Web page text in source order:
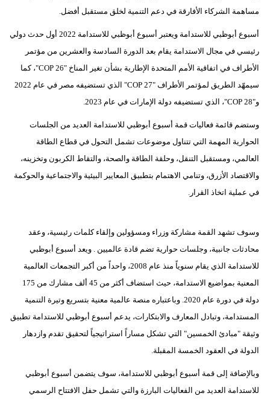
فيديو
سيارات
مساهمة الشركاء الأفارقة في دعم التنمية لخلق مستقبل أفضل.
أسبوع أبوظبي للاستدامة ويعتبر أسبوع أبوظبي للاستدامة 2022 أول حدث دولي
رئيسي في مجال الاستدامة يقام بعد الدورة السادسة والعشرين من مؤتمر
الأطراف في اتفاقية الأمم المتحدة الإطارية بشأن تغير المناخ "COP 26"، كما
سيمهّد الطريق لمؤتمر الأطراف "COP 27" الذي تستضيفه مصر في عام 2022
و"COP 28"، الذي تستضيفه دولة الإمارات في عام 2023.
وستضم قائمة فعاليات قمة أسبوع أبوظبي للاستدامة العديد من الجلسات
الحوارية المهمة التي تتناول موضوعات تشمل التحول في قطاع الطاقة
العالمي، ومستقبل التنقل، وحلقة الطاقة والصحة، والتقاط الكربون وتخزينه،
والاقتصاد الأزرق، وتنامي الاهتمام بتطبيق المعايير البيئية والاجتماعية والحوكمة
في عملية اتخاذ القرار.
وسوف تشهد القمة مشاركة وزراء ومسؤولين وإلقاء كلمات رئيسية، وعقد
محادثات جانبية، وجلسات حوارية تضم قادة عالميين . ويعد أسبوع أبوظبي
للاستدامة الذي يقام سنوياً منذ عام 2008، واحداً من أكبر التجمعات العالمية
المعنية بمواضيع الاستدامة، حيث استضاف أكثر من 45 ألف مشارك من 175
دولة في دورة عام 2020. وباعتباره منصة عالمية معنية بتسريع وتيرة التنمية
المستدامة، وتبادل المعارف والابتكارات، يدعم أسبوع أبوظبي للاستدامة تطبيق
وثيقة "مبادئ الخمسين" التي تشكل مساراً استراتيجياً لتحقيق تقدم وازدهار
الدولة في العقود الخمسة المقبلة.
وبالإضافة إلى قمة أسبوع أبوظبي للاستدامة، سوف يتضمن أسبوع أبوظبي
للاستدامة العديد من الفعاليات البارزة والتي تشمل حفل الافتتاح الرسمي